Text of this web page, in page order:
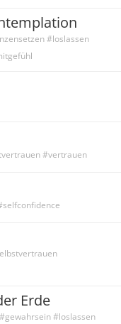
#loslassen
#vertrauen
Erde
#loslassen